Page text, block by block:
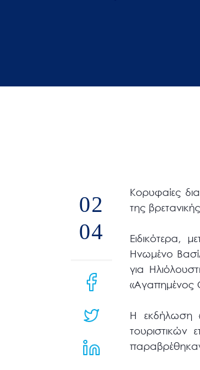
02
04
Κορυφαίες
της
Ειδικότερα,
Ηνωμένο
για
«Αγαπημένος
Η εκδήλωση
τουριστικών
παραβρέθηκαν